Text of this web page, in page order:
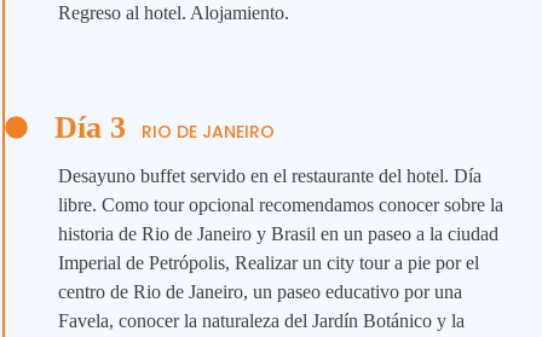
Regreso al hotel. Alojamiento.
Día 3 RIO DE JANEIRO
Desayuno buffet servido en el restaurante del hotel. Día
libre. Como tour opcional recomendamos conocer sobre la
historia de Rio de Janeiro y Brasil en un paseo a la ciudad
Imperial de Petrópolis, Realizar un city tour a pie por el
centro de Rio de Janeiro, un paseo educativo por una
Favela, conocer la naturaleza del Jardín Botánico y la